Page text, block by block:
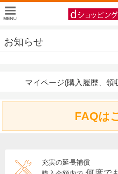
お知らせ
マイページ(購入履歴、領
FAQは
充実の延長補償